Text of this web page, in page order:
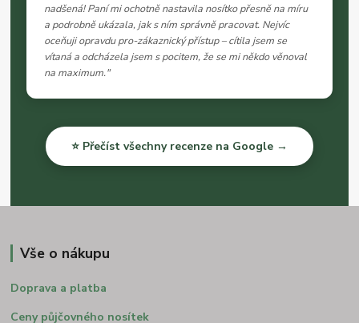
nadšená! Paní mi ochotně nastavila nosítko přesně na míru
a podrobně ukázala, jak s ním správně pracovat. Nejvíc
oceňuji opravdu pro-zákaznický přístup – cítila jsem se
vítaná a odcházela jsem s pocitem, že se mi někdo věnoval
na maximum."
⭐ Přečíst všechny recenze na Google →
Vše o nákupu
Doprava a platba
Ceny půjčovného nosítek